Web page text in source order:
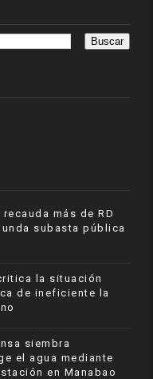
más de RD
subasta pública
la situación
de ineficiente la
siembra
el agua mediante
en Manabao